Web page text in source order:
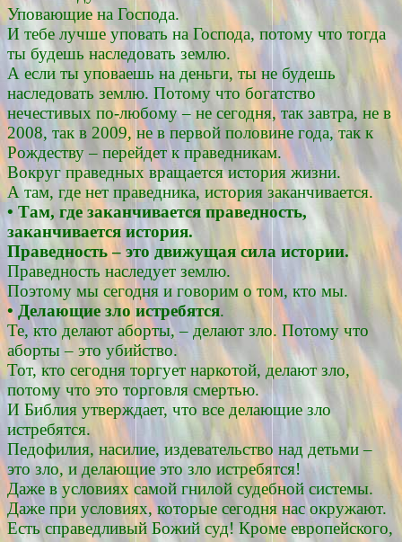
Уповающие на Господа.
И тебе лучше уповать на Господа, потому что тогда
ты будешь наследовать землю.
А если ты уповаешь на деньги, ты не будешь
наследовать землю. Потому что богатство
нечестивых по-любому – не сегодня, так завтра, не в
2008, так в 2009, не в первой половине года, так к
Рождеству – перейдет к праведникам.
Вокруг праведных вращается история жизни.
А там, где нет праведника, история заканчивается.
• Там, где заканчивается праведность,
заканчивается история.
Праведность – это движущая сила истории.
Праведность наследует землю.
Поэтому мы сегодня и говорим о том, кто мы.
• Делающие зло истребятся.
Те, кто делают аборты, – делают зло. Потому что
аборты – это убийство.
Тот, кто сегодня торгует наркотой, делают зло,
потому что это торговля смертью.
И Библия утверждает, что все делающие зло
истребятся.
Педофилия, насилие, издевательство над детьми –
это зло, и делающие это зло истребятся!
Даже в условиях самой гнилой судебной системы.
Даже при условиях, которые сегодня нас окружают.
Есть справедливый Божий суд! Кроме европейского,